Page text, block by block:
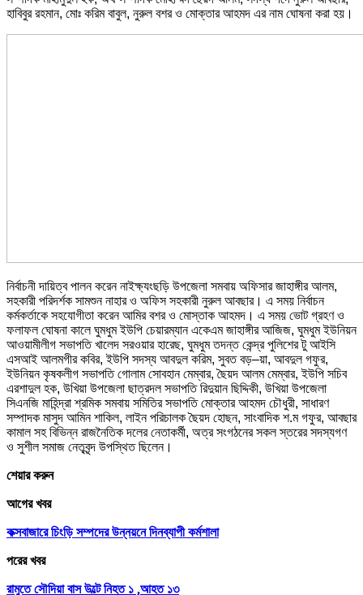
হাবিবুর রহমান, মোঃ করিম বাবুল, নুরুল বশর ও মোক্তার আহমদ এর নাম ঘোষনা করা হয়।
নির্বাচনী দায়িত্ব পালন করেন নাইক্ষ্যংছড়ি উপজেলা সমবায় অফিসার জাহাঙ্গীর আলম,
সহকারী পরিদর্শক সামশুন নাহার ও অফিস সহকারী নুরুল আবছার। এ সময় নির্বাচন
কর্মকর্তাকে সহযোগীতা করেন আমির বশর ও মোস্তাক আহমদ। এ সময় ভোট গ্রহণ ও
ফলাফল ঘোষনা কালে ঘুমধুম ইউপি চেয়ারম্যান একেএম জাহাঙ্গীর আজিজ, ঘুমধুম ইউনিয়ন
আওয়ামীলীগ সভাপতি খালেদ সরওয়ার হারেছ, ঘুমধুম তদন্ত কেন্দ্র পুলিশের টু আইসি
এসআই আলমগীর কবির, ইউপি সদস্য আবদুল করিম, সুবত বড়–য়া, আবদুল গফুর,
ইউনিয়ন কৃষকলীগ সভাপতি গোলাম সোবহান মেম্বার, ছৈয়দ আলম মেম্বার, ইউপি সচিব
এরশাদুল হক, উখিয়া উপজেলা ছাত্রদল সভাপতি রিদুয়ান ছিদ্দিকী, উখিয়া উপজেলা
সিএনজি মাহিন্দ্রা শ্রমিক সমবায় সমিতির সভাপতি মোক্তার আহমদ চৌধুরী, সাধারণ
সম্পাদক মাসুদ আমিন শাকিল, লাইন পরিচালক ছৈয়দ হোছন, সাংবাদিক শ.ম গফুর, আবছার
কামাল সহ বিভিন্ন রাজনৈতিক দলের নেতাকর্মী, অত্র সংগঠনের সকল স্তরের সদস্যগণ
ও সুশীল সমাজ নেতৃবৃন্দ উপস্থিত ছিলেন।
শেয়ার করুন
আগের খবর
কক্সবাজারে চিংড়ি সম্পদের উন্নয়নে দিনব্যাপী কর্মশালা
পরের খবর
রামুতে সৌদিয়া বাস উল্টে নিহত ১ ,আহত ১৩